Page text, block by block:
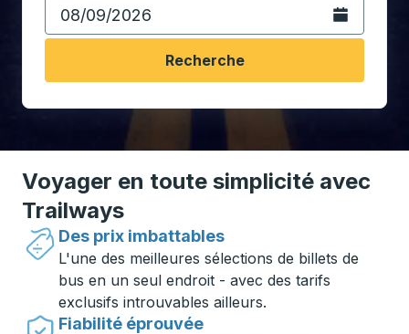
Ouvrez le
Recherche
Voyager en toute simplicité avec
Trailways
Des prix imbattables
L'une des meilleures sélections de billets de
bus en un seul endroit - avec des tarifs
exclusifs introuvables ailleurs.
Fiabilité éprouvée